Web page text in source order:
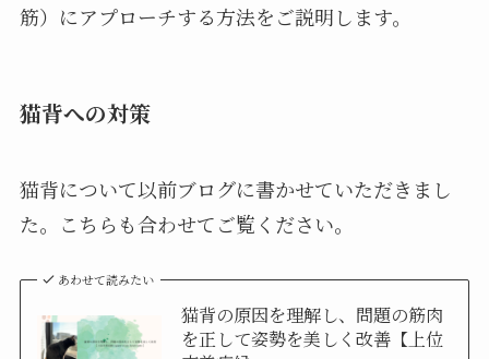
筋）にアプローチする方法をご説明します。
猫背への対策
猫背について以前ブログに書かせていただきまし
た。こちらも合わせてご覧ください。
あわせて読みたい
猫背の原因を理解し、問題の筋肉
を正して姿勢を美しく改善【上位